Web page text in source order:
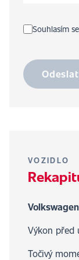
Souhlasím
Odeslat
VOZIDLO
Volkswagen
Výkon před
Točivý